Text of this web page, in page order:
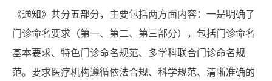
《通知》共分五部分，主要包括两方面内容：一是明确了
门诊命名要求（第一、第二、第三部分），包括门诊命名
基本要求、特色门诊命名规范、多学科联合门诊命名规
范。要求医疗机构遵循依法合规、科学规范、清晰准确的